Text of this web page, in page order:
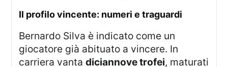
il profilo vincente: numeri e traguardi
Bernardo Silva è indicato come un
giocatore già abituato a vincere. In
carriera vantadiciannove trofei, maturati